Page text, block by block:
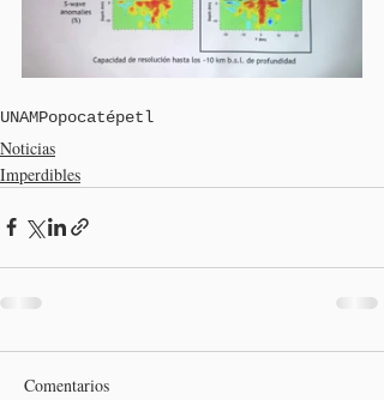
UNAMPopocatépetl
Noticias
Imperdibles
Comentarios